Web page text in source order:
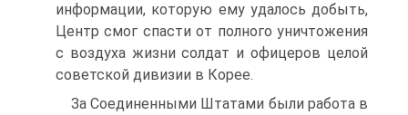
информации, которую ему удалось добыть,
Центр смог спасти от полного уничтожения
с воздуха жизни солдат и офицеров целой
советской дивизии в Корее.
За Соединенными Штатами были работа в